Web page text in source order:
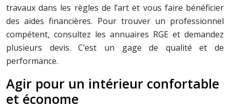
travaux dans les règles de l’art et vous faire bénéficier
des aides financières. Pour trouver un professionnel
compétent, consultez les annuaires RGE et demandez
plusieurs devis. C’est un gage de qualité et de
performance.
Agir pour un intérieur confortable
et économe